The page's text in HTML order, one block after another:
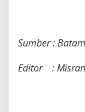
Sumber :
Editor : Misran